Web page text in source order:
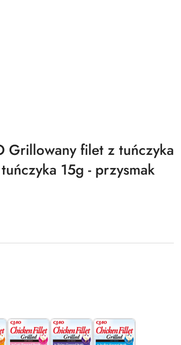
Grillowany filet z tuńczyka
15g - przysmak